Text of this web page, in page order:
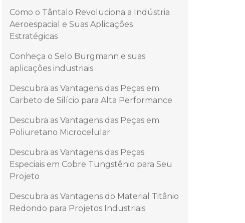
Como o Tântalo Revoluciona a Indústria
Aeroespacial e Suas Aplicações
Estratégicas
Conheça o Selo Burgmann e suas
aplicações industriais
Descubra as Vantagens das Peças em
Carbeto de Silício para Alta Performance
Descubra as Vantagens das Peças em
Poliuretano Microcelular
Descubra as Vantagens das Peças
Especiais em Cobre Tungstênio para Seu
Projeto
Descubra as Vantagens do Material Titânio
Redondo para Projetos Industriais